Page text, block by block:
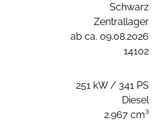
Schwarz
Zentrallager
ab ca. 09.08.2026
14102
251 kW / 341 PS
Diesel
2.967 cm³